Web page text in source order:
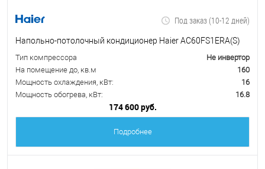
Под заказ (10-12 дней)
Напольно-потолочный кондиционер Haier AC60FS1ERA(S)
Тип компрессора
Не инвертор
На помещение до, кв.м
160
Мощность охлаждения, кВт:
16
Мощность обогрева, кВт:
16.8
174 600 руб.
Подробнее